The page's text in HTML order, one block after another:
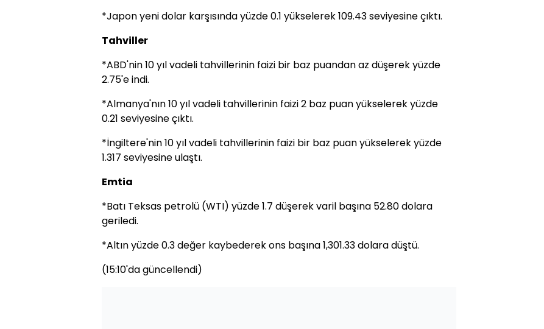
*Japon yeni dolar karşısında yüzde 0.1 yükselerek 109.43 seviyesine çıktı.
Tahviller
*ABD'nin 10 yıl vadeli tahvillerinin faizi bir baz puandan az düşerek yüzde
2.75'e indi.
*Almanya'nın 10 yıl vadeli tahvillerinin faizi 2 baz puan yükselerek yüzde
0.21 seviyesine çıktı.
*İngiltere'nin 10 yıl vadeli tahvillerinin faizi bir baz puan yükselerek yüzde
1.317 seviyesine ulaştı.
Emtia
*Batı Teksas petrolü (WTI) yüzde 1.7 düşerek varil başına 52.80 dolara
geriledi.
*Altın yüzde 0.3 değer kaybederek ons başına 1,301.33 dolara düştü.
(15:10'da güncellendi)